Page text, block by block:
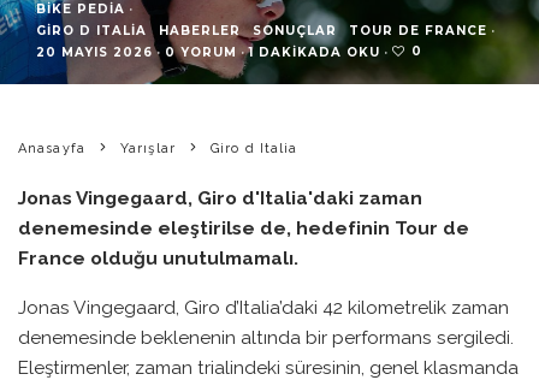
BIKE PEDIA ·
GIRO D ITALIA
HABERLER SONUÇLAR TOUR DE FRANCE ·
20 MAYIS 2026 · 0 YORUM · 1 DAKIKADA OKU · 0
Anasayfa Yarışlar Giro d Italia
Jonas Vingegaard, Giro d'Italia'daki zaman
denemesinde eleştirilse de, hedefinin Tour de
France olduğu unutulmamalı.
Jonas Vingegaard, Giro d’Italia’daki 42 kilometrelik zaman
denemesinde beklenenin altında bir performans sergiledi.
Eleştirmenler, zaman trialindeki süresinin, genel klasmanda